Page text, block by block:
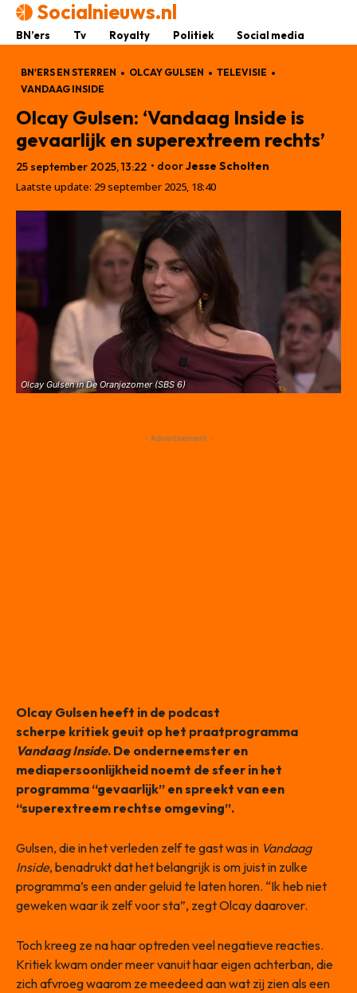
Socialnieuws.nl
BN’ers Tv Royalty Politiek Social media
BN'ERS EN STERREN OLCAY GULSEN
TELEVISIE
VANDAAG INSIDE
Olcay Gulsen: ‘Vandaag Inside is
gevaarlijk en superextreem rechts’
25 september 2025, 13:22 • doorJesse Scholten
Laatste update: 29 september 2025, 18:40
Olcay Gulsen in De Oranjezomer (SBS 6)
- Advertisement -
Olcay Gulsen heeft in de podcast
scherpe kritiek geuit op het praatprogramma
Vandaag Inside. De onderneemster en
mediapersoonlijkheid noemt de sfeer in het
programma “gevaarlijk” en spreekt van een
“superextreem rechtse omgeving”.
Gulsen, die in het verleden zelf te gast was in Vandaag
Inside, benadrukt dat het belangrijk is om juist in zulke
programma’s een ander geluid te laten horen. “Ik heb niet
geweken waar ik zelf voor sta”, zegt Olcay daarover.
Toch kreeg ze na haar optreden veel negatieve reacties.
Kritiek kwam onder meer vanuit haar eigen achterban, die
zich afvroeg waarom ze meedeed aan wat zij zien als een